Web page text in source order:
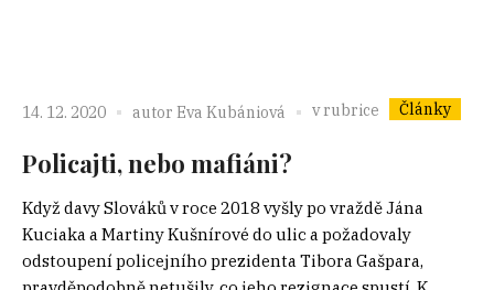
14. 12. 2020 autor Eva Kubániová v rubrice Články
Policajti, nebo mafiáni?
Když davy Slováků v roce 2018 vyšly po vraždě Jána
Kuciaka a Martiny Kušnírové do ulic a požadovaly
odstoupení policejního prezidenta Tibora Gašpara,